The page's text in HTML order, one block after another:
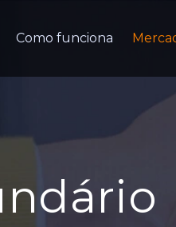
Como funciona